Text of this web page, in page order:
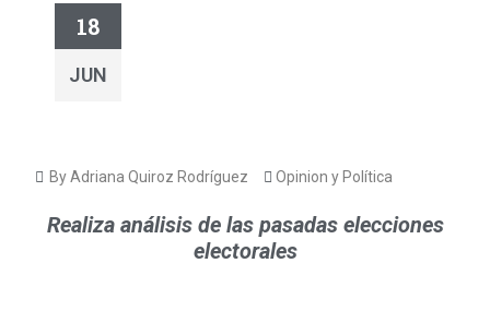
18
JUN
By Adriana Quiroz Rodríguez Opinion y Política
Realiza análisis de las pasadas elecciones
electorales